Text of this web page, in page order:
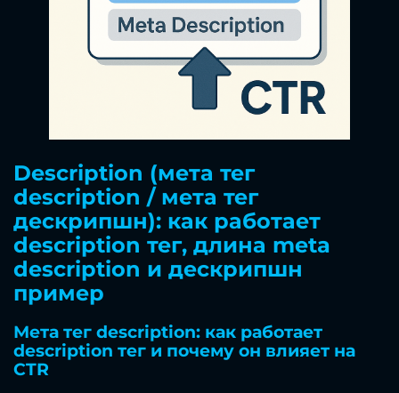
Description (мета тег
description / мета тег
дескрипшн): как работает
description тег, длина meta
description и дескрипшн
пример
Мета тег description: как работает
description тег и почему он влияет на
CTR